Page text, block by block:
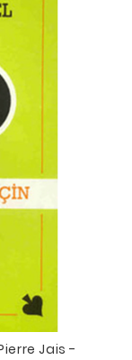
Jais -